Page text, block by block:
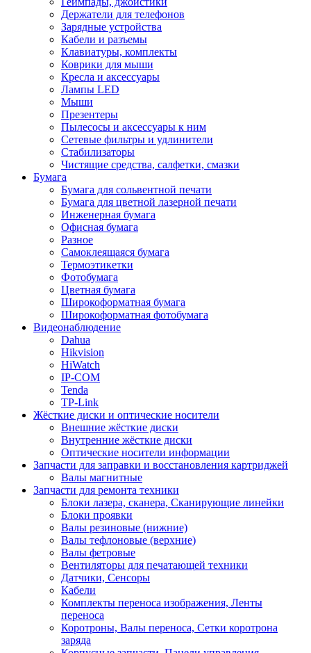
Держатели для телефонов
Зарядные устройства
Кабели и разъемы
Клавиатуры, комплекты
Коврики для мыши
Кресла и аксессуары
Лампы LED
Мыши
Презентеры
Пылесосы и аксессуары к ним
Сетевые фильтры и удлинители
Стабилизаторы
Чистящие средства, салфетки, смазки
Бумага
Бумага для сольвентной печати
Бумага для цветной лазерной печати
Инженерная бумага
Офисная бумага
Разное
Самоклеящаяся бумага
Термоэтикетки
Фотобумага
Цветная бумага
Широкоформатная бумага
Широкоформатная фотобумага
Видеонаблюдение
Dahua
Hikvision
HiWatch
IP-COM
Tenda
TP-Link
Жёсткие диски и оптические носители
Внешние жёсткие диски
Внутренние жёсткие диски
Оптические носители информации
Запчасти для заправки и восстановления картриджей
Валы магнитные
Запчасти для ремонта техники
Блоки лазера, сканера, Сканирующие линейки
Блоки проявки
Валы резиновые (нижние)
Валы тефлоновые (верхние)
Валы фетровые
Вентиляторы для печатающей техники
Датчики, Сенсоры
Кабели
Комплекты переноса изображения, Ленты
переноса
Коротроны, Валы переноса, Сетки коротрона
заряда